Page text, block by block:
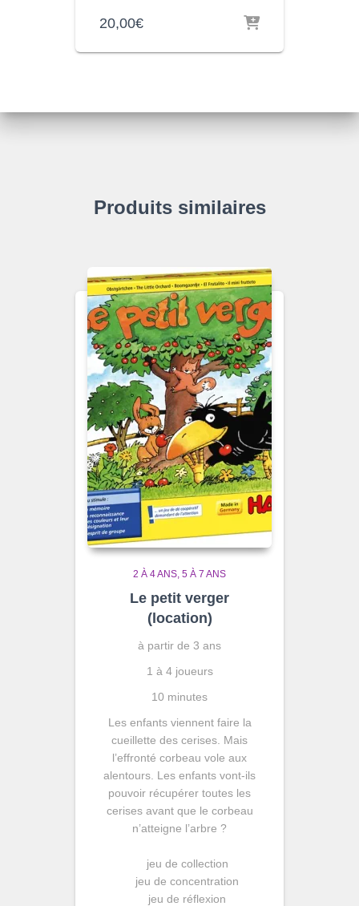
20,00€
Produits similaires
2 À 4 ANS 5 À 7 ANS
Le petit verger
(location)
à partir de 3 ans
1 à 4 joueurs
10 minutes
Les enfants viennent faire la
cueillette des cerises. Mais
l’effronté corbeau vole aux
alentours. Les enfants vont-ils
pouvoir récupérer toutes les
cerises avant que le corbeau
n’atteigne l’arbre ?
jeu de collection
jeu de concentration
jeu de réflexion